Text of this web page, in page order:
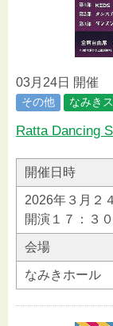
03月24日 開催
その他 なみき
Ratta Dancing
開催日時
2026年３月２
開演１７：３
会場
なみきホール